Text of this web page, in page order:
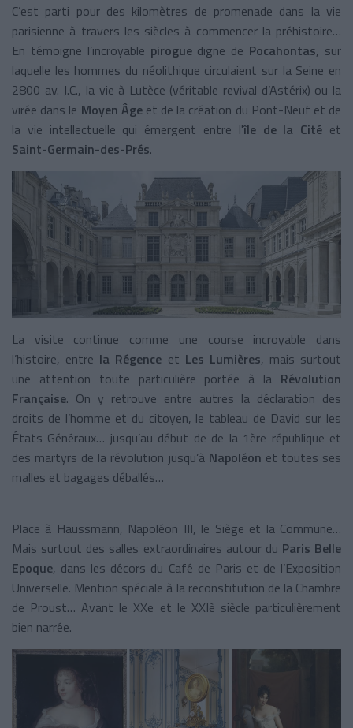
C’est parti pour des kilomètres de promenade dans la vie
parisienne à travers les siècles à commencer la préhistoire…
En témoigne l’incroyable piroguedigne de Pocahontas, sur
laquelle les hommes du néolithique circulaient sur la Seine en
2800 av. J.C., la vie à Lutèce (véritable revival d’Astérix) ou la
virée dans le Moyen Âge et de la création du Pont-Neuf et de
la vie intellectuelle qui émergent entre l'île de la Cité et
Saint-Germain-des-Prés.
La visite continue comme une course incroyable dans
l’histoire, entre la Régence et Les Lumières, mais surtout
une attention toute particulière portée à la Révolution
Française. On y retrouve entre autres la déclaration des
droits de l’homme et du citoyen, le tableau de David sur les
États Généraux… jusqu’au début de de la 1ère république et
des martyrs de la révolution jusqu’à Napoléon et toutes ses
malles et bagages déballés…
Place à Haussmann, Napoléon III, le Siège et la Commune…
Mais surtout des salles extraordinaires autour du Paris Belle
Epoque, dans les décors du Café de Paris et de l’Exposition
Universelle. Mention spéciale à la reconstitution de la Chambre
de Proust… Avant le XXe et le XXIè siècle particulièrement
bien narrée.